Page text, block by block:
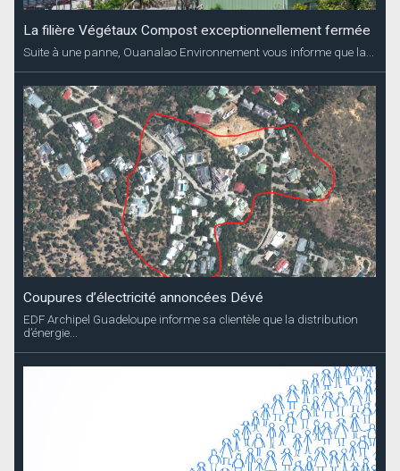
La filière Végétaux Compost exceptionnellement fermée
Suite à une panne, Ouanalao Environnement vous informe que la...
Coupures d’électricité annoncées Dévé
EDF Archipel Guadeloupe informe sa clientèle que la distribution
d’énergie...